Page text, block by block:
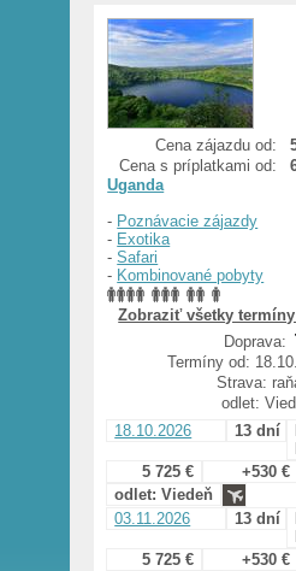
Cena zájazdu od:
Cena s príplatkami od:
Uganda
- Poznávacie zájazdy
- Exotika
-Safari
- Kombinované pobyty
Zobraziť všetky
Doprava:
Termíny od:
Strava:
odlet:
18.10.2026
13 dní
5 725 €
+530 €
odlet: Viedeň
03.11.2026
13 dní
5 725 €
+530 €